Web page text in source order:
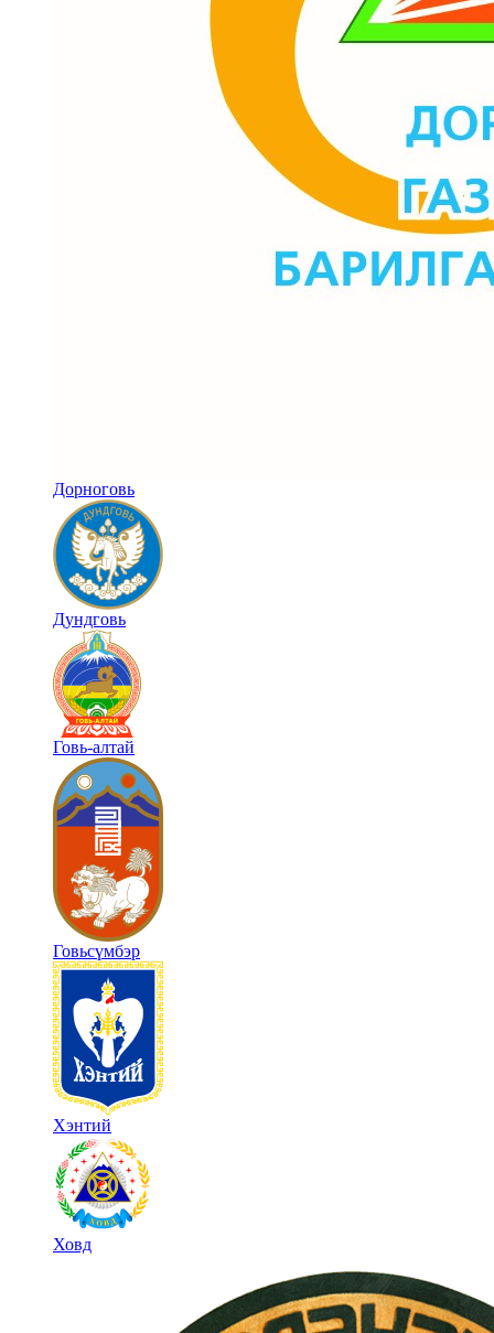
Дорноговь
Дундговь
Говь-алтай
Говьсүмбэр
Хэнтий
Ховд